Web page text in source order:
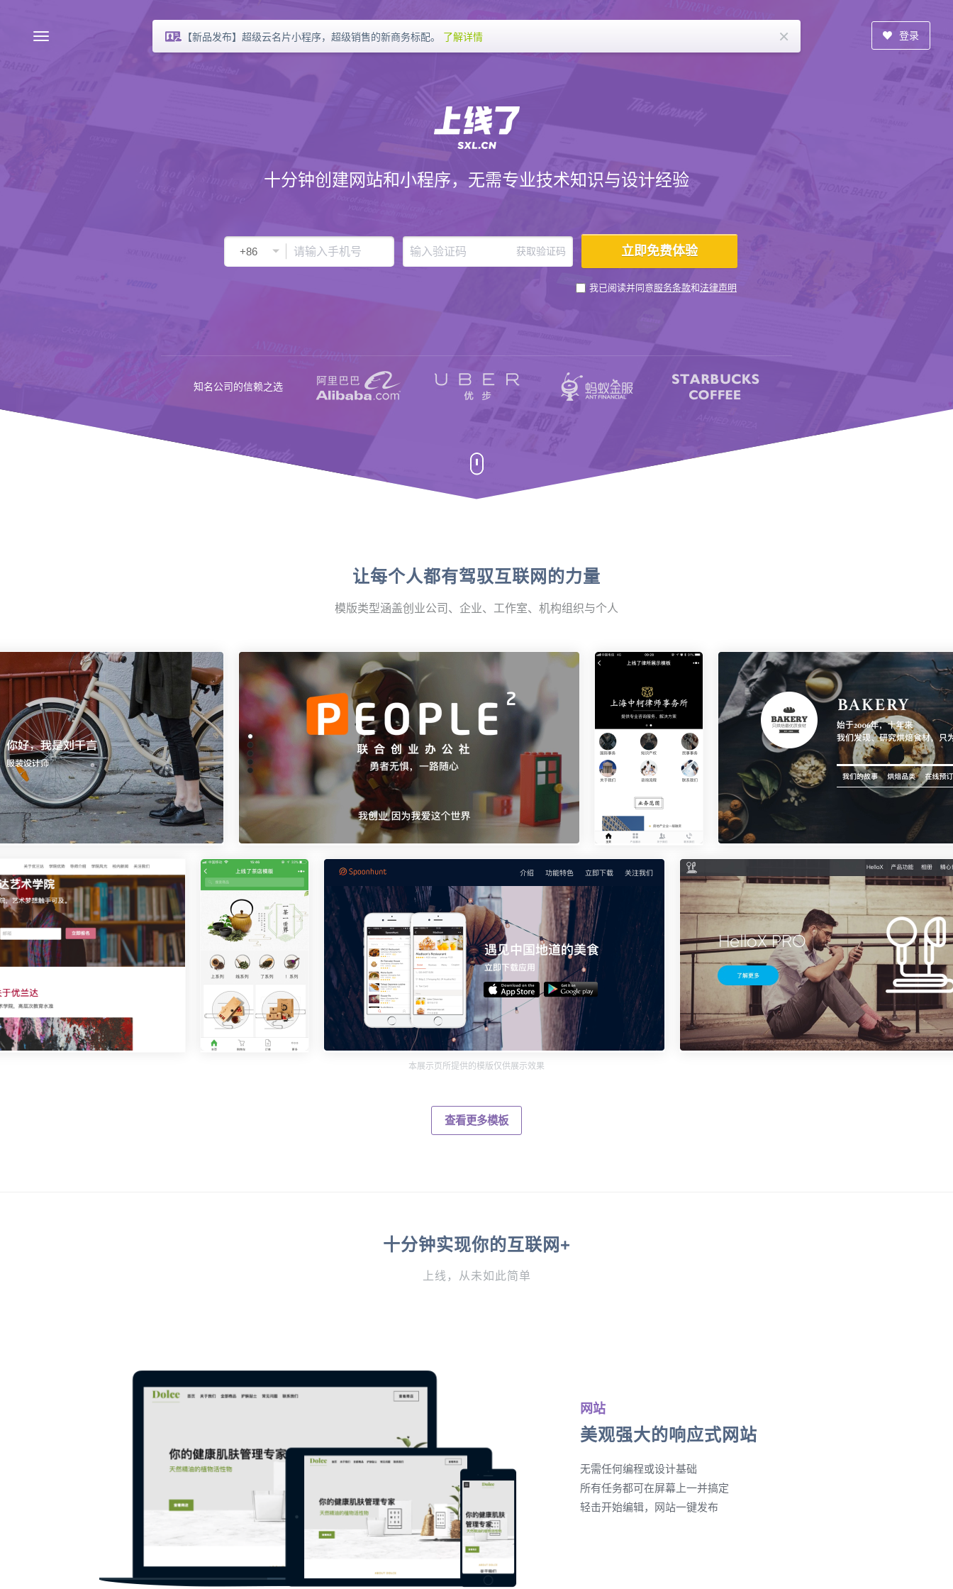
【新品发布】超级云名片小程序，超级销售的新商务标配。 了解详情 × 登录
十分钟创建网站和小程序，无需专业技术知识与设计经验
获取验证码
我已阅读并同意服务条款和法律声明
知名公司的信赖之选
让每个人都有驾驭互联网的力量
模版类型涵盖创业公司、企业、工作室、机构组织与个人
本展示页所提供的模版仅供展示效果
查看更多模板
十分钟实现你的互联网+
上线，从未如此简单
网站
美观强大的响应式网站
无需任何编程或设计基础
所有任务都可在屏幕上一并搞定
轻击开始编辑，网站一键发布